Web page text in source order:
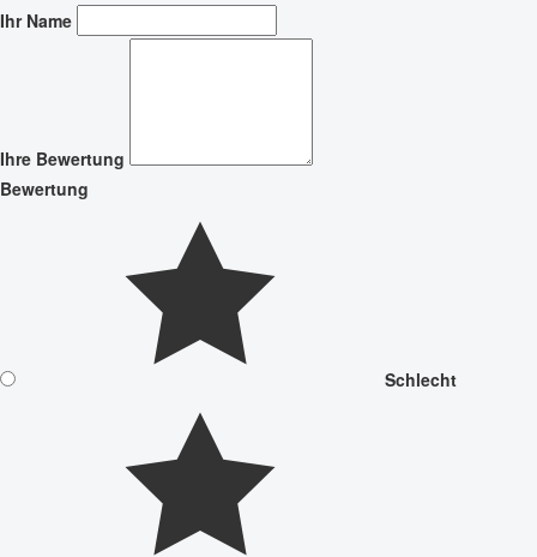
Ihr Name
Ihre Bewertung
Bewertung
Schlecht